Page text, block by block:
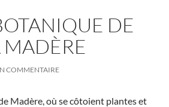
DE
COMMENTAIRE
Madère, où se côtoient plantes et